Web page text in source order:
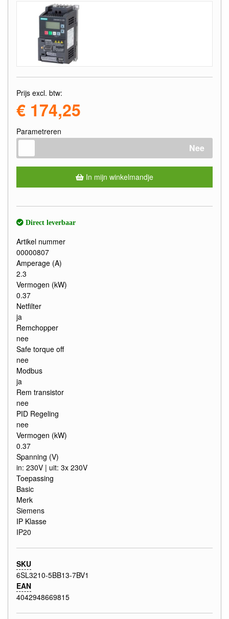
Prijs excl. btw:
€ 174,25
Parametreren
Nee
In mijn winkelmandje
Direct leverbaar
Artikel nummer
00000807
Amperage (A)
2.3
Vermogen (kW)
0.37
Netfilter
ja
Remchopper
nee
Safe torque off
nee
Modbus
ja
Rem transistor
nee
PID Regeling
nee
Vermogen (kW)
0.37
Spanning (V)
in: 230V | uit: 3x 230V
Toepassing
Basic
Merk
Siemens
IP Klasse
IP20
SKU
6SL3210-5BB13-7BV1
EAN
4042948669815